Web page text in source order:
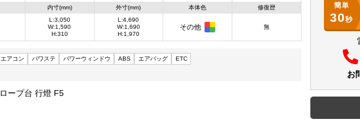
内寸(mm)
L:3,050
W:1,590
H:310
外寸(mm)
L:4,690
W:1,690
H:1,970
本体色
その他
修復歴
無
エアコン パワステ パワーウィンドウ ABS エアバッグ ETC
極東ダンプ ロープ台 行燈 F5
簡単
30秒
お